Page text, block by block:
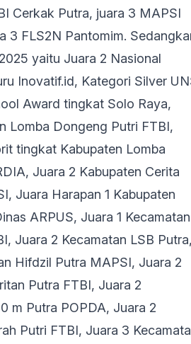
Cerkak Putra, juara 3 MAPSI
3 FLS2N Pantomim.
yaitu Juara 2 Nasional
Inovatif.id, Kategori Silver
Award tingkat Solo Raya,
Lomba Dongeng Putri FTBI,
tingkat Kabupaten Lomba
Juara 2 Kabupaten Cerita
Juara Harapan 1 Kabupaten
ARPUS, Juara 1 Kecamatan
Juara 2 Kecamatan LSB
Hifdzil Putra MAPSI, Juara 2
Putra FTBI, Juara 2
m Putra POPDA, Juara 2
Putri FTBI, Juara 3